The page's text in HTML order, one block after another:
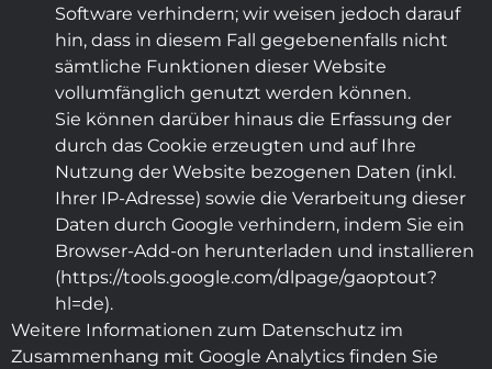
Software verhindern; wir weisen jedoch darauf
hin, dass in diesem Fall gegebenenfalls nicht
sämtliche Funktionen dieser Website
vollumfänglich genutzt werden können.
Sie können darüber hinaus die Erfassung der
durch das Cookie erzeugten und auf Ihre
Nutzung der Website bezogenen Daten (inkl.
Ihrer IP-Adresse) sowie die Verarbeitung dieser
Daten durch Google verhindern, indem Sie ein
Browser-Add-on herunterladen und installieren
(https://tools.google.com/dlpage/gaoptout?
hl=de).
Weitere Informationen zum Datenschutz im
Zusammenhang mit Google Analytics finden Sie